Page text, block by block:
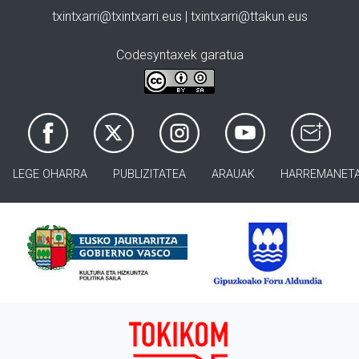
txintxarri@txintxarri.eus | txintxarri@ttakun.eus
Codesyntaxek garatua
LEGE OHARRA PUBLIZITATEA ARAUAK